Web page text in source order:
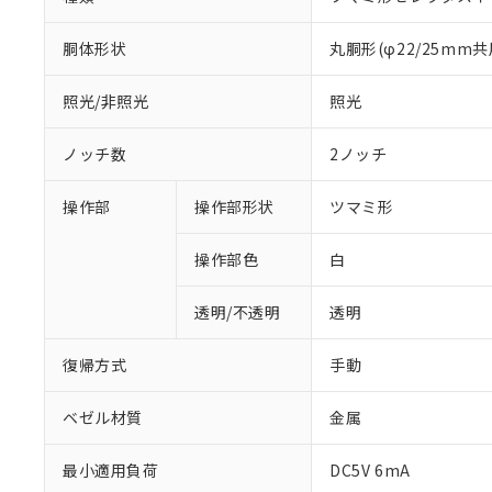
胴体形状 丸胴形(φ22/25mm共
照光/非照光 照光
ノッチ数 2ノッチ
操作部 操作部形状 ツマミ形
操作部色 白
透明/不透明 透明
復帰方式 手動
ベゼル材質 金属
最小適用負荷 DC5V 6mA